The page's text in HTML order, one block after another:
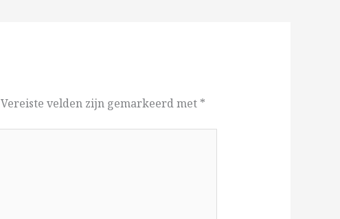
Vereiste velden zijn gemarkeerd met *